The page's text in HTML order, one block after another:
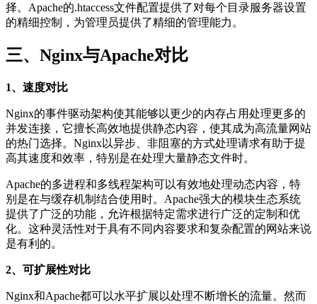
择。Apache的.htaccess文件配置提供了对每个目录服务器设置
的精细控制，为管理员提供了精细的管理能力。
三、Nginx与Apache对比
1、速度对比
Nginx的事件驱动架构使其能够以更少的内存占用处理更多的
并发连接，它擅长高效地提供静态内容，使其成为高流量网站
的热门选择。Nginx以异步、非阻塞的方式处理请求有助于提
高其速度和效率，特别是在处理大量静态文件时。
Apache的多进程和多线程架构可以有效地处理动态内容，特
别是在与缓存机制结合使用时。Apache强大的模块生态系统
提供了广泛的功能，允许根据特定需求进行广泛的定制和优
化。这种灵活性对于具有不同内容要求和复杂配置的网站来说
是有利的。
2、可扩展性对比
Nginx和Apache都可以水平扩展以处理不断增长的流量。然而